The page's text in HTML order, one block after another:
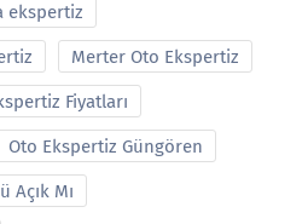
ekspertiz
Merter Oto Ekspertiz
Fiyatları
Oto Ekspertiz Güngören
Açık Mı